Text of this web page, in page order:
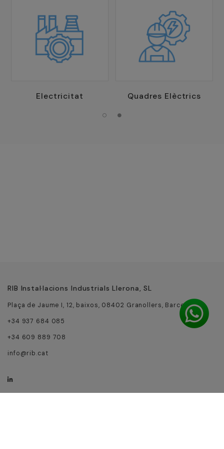
Electricitat Quadres Elèctrics
RIB Instal·lacions Industrials Llerona, SL
Plaça de Jaume I, 12, baixos, 08402 Granollers, Barcelona
+34 937 684 085
+34 609 889 708
info@rib.cat